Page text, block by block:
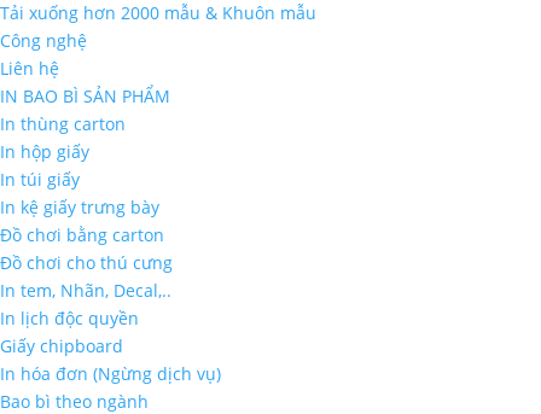
Tải xuống hơn 2000 mẫu & Khuôn mẫu
Công nghệ
Liên hệ
IN BAO BÌ SẢN PHẨM
In thùng carton
In hộp giấy
In túi giấy
In kệ giấy trưng bày
Đồ chơi bằng carton
Đồ chơi cho thú cưng
In tem, Nhãn, Decal,..
In lịch độc quyền
Giấy chipboard
In hóa đơn (Ngừng dịch vụ)
Bao bì theo ngành